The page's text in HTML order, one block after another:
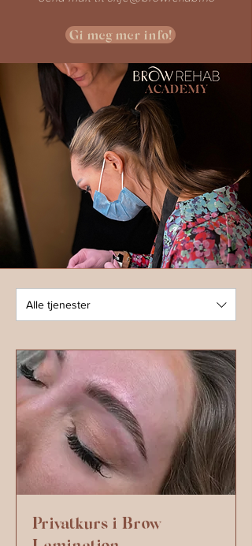
Gi meg mer info!
Alle tjenester
Privatkurs i Brow